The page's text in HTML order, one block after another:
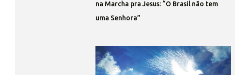
na Marcha pra Jesus: “O Brasil não tem
uma Senhora”